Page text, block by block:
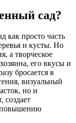
сад?
как просто часть
и кусты. Но
а творческое
его вкусы и
бросается в
визуальный
но и
создает
повышению